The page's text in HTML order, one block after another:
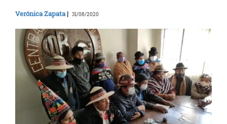
Verónica Zapata| 31/08/2020